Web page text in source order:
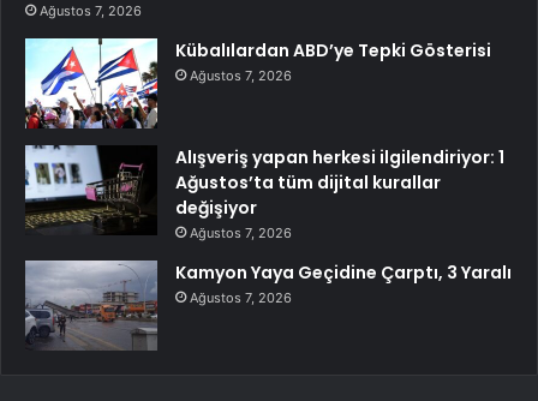
Ağustos 7, 2026
Kübalılardan ABD’ye Tepki Gösterisi
Ağustos 7, 2026
Alışveriş yapan herkesi ilgilendiriyor: 1
Ağustos’ta tüm dijital kurallar
değişiyor
Ağustos 7, 2026
Kamyon Yaya Geçidine Çarptı, 3 Yaralı
Ağustos 7, 2026